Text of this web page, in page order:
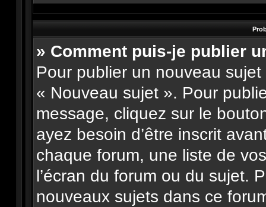
» Comment puis-je publier
Pour publier un nouveau
« Nouveau sujet ». Pour
message, cliquez sur le
ayez besoin d’être inscrit
chaque forum, une liste de
l’écran du forum ou du sujet.
nouveaux sujets dans ce